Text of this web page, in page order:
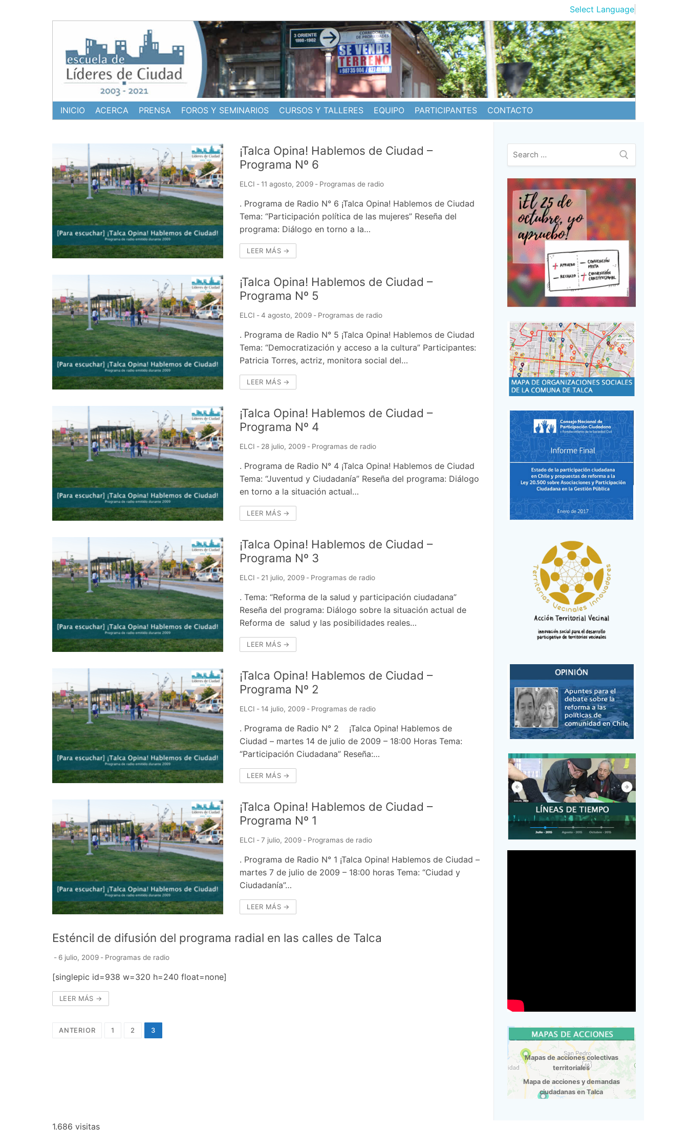
Select Language
INICIO ACERCA PRENSA FOROS Y SEMINARIOS CURSOS Y TALLERES EQUIPO PARTICIPANTES CONTACTO
¡Talca Opina! Hablemos de Ciudad –
Programa Nº 6
ELCI - 11 agosto, 2009 - Programas de radio
. Programa de Radio N° 6 ¡Talca Opina! Hablemos de Ciudad
Tema: “Participación política de las mujeres” Reseña del
programa: Diálogo en torno a la…
LEER MÁS →
¡Talca Opina! Hablemos de Ciudad –
Programa Nº 5
ELCI - 4 agosto, 2009 - Programas de radio
. Programa de Radio N° 5 ¡Talca Opina! Hablemos de Ciudad
Tema: “Democratización y acceso a la cultura” Participantes:
Patricia Torres, actriz, monitora social del…
LEER MÁS →
¡Talca Opina! Hablemos de Ciudad –
Programa Nº 4
ELCI - 28 julio, 2009 - Programas de radio
. Programa de Radio N° 4 ¡Talca Opina! Hablemos de Ciudad
Tema: “Juventud y Ciudadanía” Reseña del programa: Diálogo
en torno a la situación actual…
LEER MÁS →
¡Talca Opina! Hablemos de Ciudad –
Programa Nº 3
ELCI - 21 julio, 2009 - Programas de radio
. Tema: “Reforma de la salud y participación ciudadana”
Reseña del programa: Diálogo sobre la situación actual de
Reforma de salud y las posibilidades reales…
LEER MÁS →
¡Talca Opina! Hablemos de Ciudad –
Programa Nº 2
ELCI - 14 julio, 2009 - Programas de radio
. Programa de Radio N° 2 ¡Talca Opina! Hablemos de
Ciudad – martes 14 de julio de 2009 – 18:00 Horas Tema:
“Participación Ciudadana” Reseña:…
LEER MÁS →
¡Talca Opina! Hablemos de Ciudad –
Programa Nº 1
ELCI - 7 julio, 2009 - Programas de radio
. Programa de Radio N° 1 ¡Talca Opina! Hablemos de Ciudad –
martes 7 de julio de 2009 – 18:00 horas Tema: “Ciudad y
Ciudadanía”…
LEER MÁS →
Esténcil de difusión del programa radial en las calles de Talca
- 6 julio, 2009 - Programas de radio
[singlepic id=938 w=320 h=240 float=none]
LEER MÁS →
Navegación
ANTERIOR 1 2 3
Mapas de acciones colectivas
territoriales
Mapa de acciones y demandas
ciudadanas en Talca
1.686 visitas